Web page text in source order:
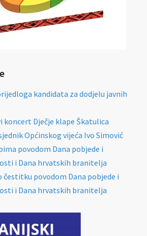
kandidata za dodjelu javnih
koncert Dječje klape Škatulica
Općinskog vijeća Ivo Simović
povodom Dana pobjede i
i Dana hrvatskih branitelja
čestitku povodom Dana pobjede i
i Dana hrvatskih branitelja